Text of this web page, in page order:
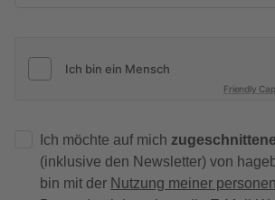
Friendly
Ich möchte auf mich
(inklusive den Newsletter) von
bin mit der Nutzung meiner